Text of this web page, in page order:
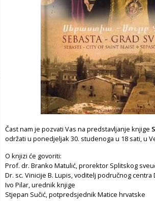
Čast nam je pozvati Vas na predstavljanje knjige
održati u ponedjeljak 30. studenoga u 18 sati, u
O knjizi će govoriti:
Prof. dr. Branko Matulić, prorektor Splitskog
Dr. sc. Vinicije B. Lupis, voditelj područnog
Ivo Pilar, urednik knjige
Stjepan Sučić, potpredsjednik Matice hrvatske